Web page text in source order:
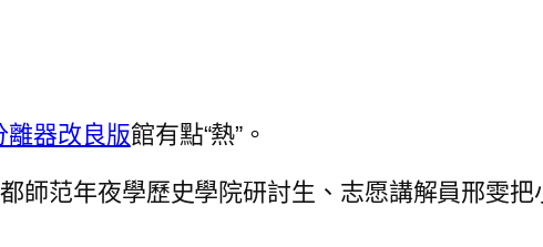
離器改良版館有點“熱”。
師范年夜學歷史學院研討生、志愿講解員邢雯把